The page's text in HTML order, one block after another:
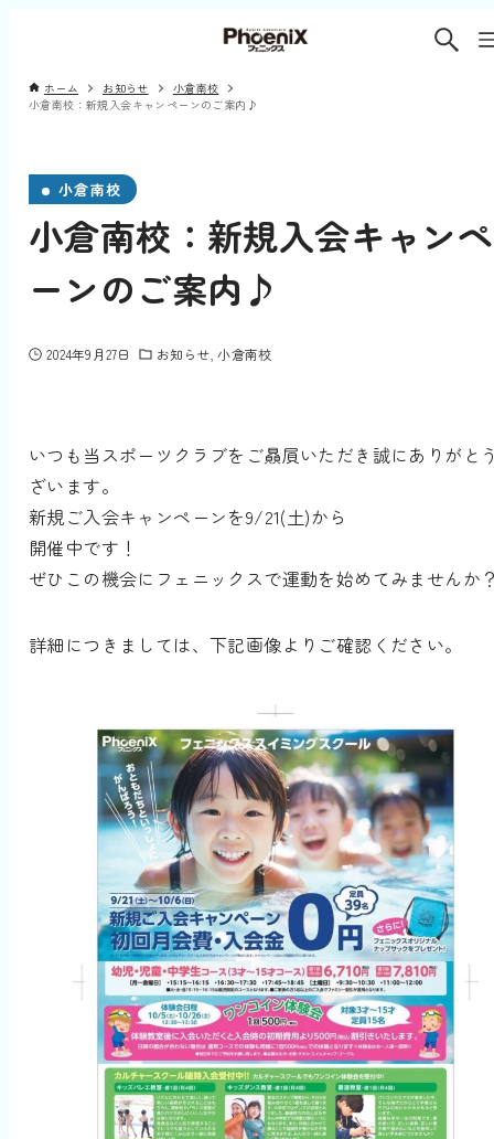
ホーム お知らせ
小倉南校
小倉南校：新規入会キャンペーンのご案内♪
小倉南校
小倉南校：新規入会キャンペ
ーンのご案内♪
2024年9月27日 お知らせ 小倉南校
いつも当スポーツクラブをご贔屓いただき誠にありがと
ざいます。
新規ご入会キャンペーンを9/21(土)から
開催中です！
ぜひこの機会にフェニックスで運動を始めてみませんか
詳細につきましては、下記画像よりご確認ください。